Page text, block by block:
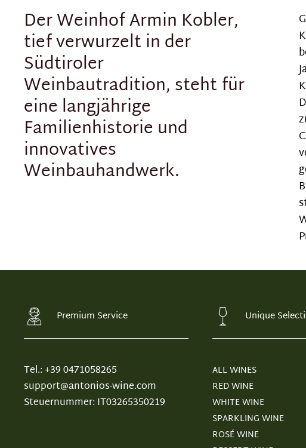
Der Weinhof Armin Kobler,
tief verwurzelt in der
Südtiroler
Weinbautradition, steht für
eine langjährige
Familienhistorie und
innovatives
Weinbauhandwerk.
Premium Service Unique
Tel.: +39 0471058265
support@antonios-wine.com
Steuernummer: IT03265350219
ALL WINES
RED WINE
WHITE WINE
SPARKLING WINE
ROSÉ WINE